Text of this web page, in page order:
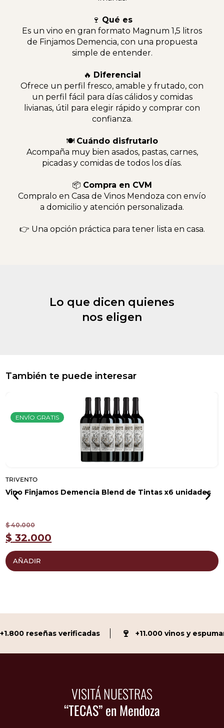
🍷 Qué es
Es un vino en gran formato Magnum 1,5 litros
de Finjamos Demencia, con una propuesta
simple de entender.
🔥 Diferencial
Ofrece un perfil fresco, amable y frutado, con
un perfil fácil para días cálidos y comidas
livianas, útil para elegir rápido y comprar con
confianza.
🍽 Cuándo disfrutarlo
Acompaña muy bien asados, pastas, carnes,
picadas y comidas de todos los días.
📦 Compra en CVM
Compralo en Casa de Vinos Mendoza con envío
a domicilio y atención personalizada.
👉 Una opción práctica para tener lista en casa.
Lo que dicen quienes
nos eligen
También te puede interesar
ENVÍO GRATIS
TRIVENTO
Vino Finjamos Demencia Blend de Tintas x6 unidades
$40.000
$ 32.000
AÑADIR
reseñas verificadas +11.000 vinos y
VISITÁ NUESTRAS
“TECAS” en Mendoza